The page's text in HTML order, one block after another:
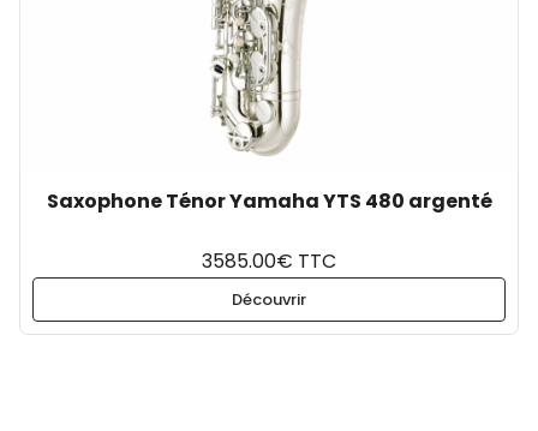
Saxophone Ténor Yamaha YTS 480 argenté
3585.00€ TTC
Découvrir